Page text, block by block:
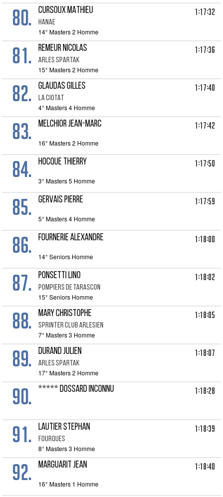
80. CURSOUX MATHIEU
HANAE
1:17:32
14° Masters 2 Homme
81. REMEUR Nicolas
ARLES SPARTAK
1:17:36
15° Masters 2 Homme
82. GLAUDAS GILLES
LA CIOTAT
1:17:40
4° Masters 4 Homme
83. MELCHIOR JEAN-MARC 1:17:42
16° Masters 2 Homme
84. HOCQUE THIERRY 1:17:50
3° Masters 5 Homme
85. GERVAIS Pierre 1:17:59
5° Masters 4 Homme
86. FOURNERIE ALEXANDRE 1:18:00
14° Seniors Homme
87. PONSETTI LINO
POMPIERS DE TARASCON
1:18:02
15° Seniors Homme
88. MARY CHRISTOPHE
SPRINTER CLUB ARLESIEN
1:18:05
7° Masters 3 Homme
89. DURAND Julien
ARLES SPARTAK
1:18:07
17° Masters 2 Homme
90. ***** DOSSARD INCONNU 1:18:28
91. LAUTIER STEPHAN
FOURQUES
1:18:39
8° Masters 3 Homme
92. MARGUARIT JEAN 1:18:40
16° Masters 1 Homme